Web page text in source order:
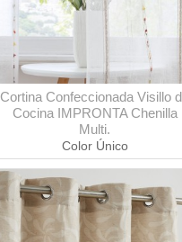
Cortina Confeccionada Visillo
Cocina IMPRONTA Chenilla
Multi.
Color Único